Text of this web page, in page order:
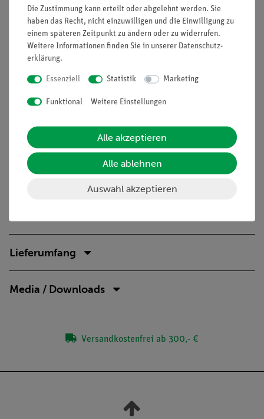
Aufbau
Kontaktsicherheit durch puzzelartig verzahnbare
Bausteine
Hartvergoldete, korrosionsbeständige Kontakte
Doppelter Lernerfolg: Elektrischer Schaltplan auf der
Ober- und reele Bauteile auf der Unterseite sichtbar
Aufgaben
herabsetzen?
Baue ein Modell eines Transformators, wandle damit
gegebene Wechselspannungen in höhere und niedrigere um
und untersuche, welche Gesetzmäßigkeit dabei gilt.
Lieferumfang
Media / Downloads
Versandkostenfrei ab 300,- €
Die Zustimmung kann erteilt oder abgelehnt werden. Sie
haben das Recht, nicht einzuwilligen und die Einwilligung zu
einem späteren Zeitpunkt zu ändern oder zu widerrufen.
Weitere Informationen finden Sie in unserer Daten­schutz­
erklärung.
Essenziell Statistik Marketing
Funktional Weitere Einstellungen
Alle akzeptieren
Alle ablehnen
Auswahl akzeptieren